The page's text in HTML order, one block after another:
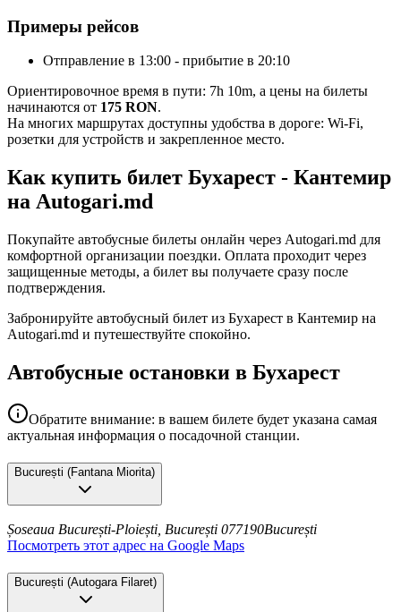
Примеры рейсов
Отправление в 13:00 - прибытие в 20:10
Ориентировочное время в пути: 7h 10m, а цены на билеты
начинаются от 175 RON.
На многих маршрутах доступны удобства в дороге: Wi-Fi,
розетки для устройств и закрепленное место.
Как купить билет Бухарест - Кантемир
на Autogari.md
Покупайте автобусные билеты онлайн через Autogari.md для
комфортной организации поездки. Оплата проходит через
защищенные методы, а билет вы получаете сразу после
подтверждения.
Забронируйте автобусный билет из Бухарест в Кантемир на
Autogari.md и путешествуйте спокойно.
Автобусные остановки в Бухарест
Обратите внимание: в вашем билете будет указана самая
актуальная информация о посадочной станции.
București (Fantana Miorita)
Șoseaua București-Ploiești, București 077190București
Посмотреть этот адрес на Google Maps
București (Autogara Filaret)